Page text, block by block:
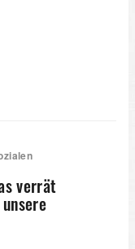
verrät